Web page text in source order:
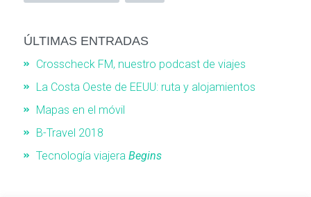
ÚLTIMAS ENTRADAS
Crosscheck FM, nuestro podcast de viajes
La Costa Oeste de EEUU: ruta y alojamientos
Mapas en el móvil
B-Travel 2018
Tecnología viajera Begins